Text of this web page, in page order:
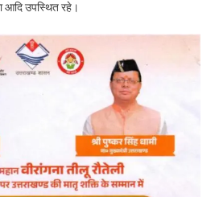
आदि उपस्थित रहे।